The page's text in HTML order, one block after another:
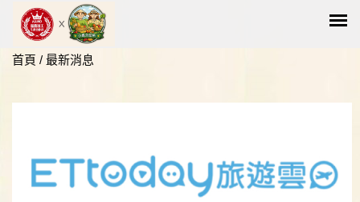
首頁 / 最新消息